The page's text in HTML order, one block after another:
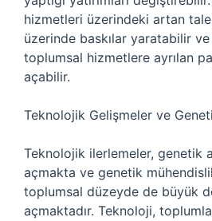
hizmetleri üzerindeki artan
üzerinde baskılar yaratabilir
toplumsal hizmetlere ayrılan
açabilir.
Teknolojik Gelişmeler ve
Teknolojik ilerlemeler, genetik
açmakta ve genetik
toplumsal düzeyde de büyük
açmaktadır. Teknoloji,